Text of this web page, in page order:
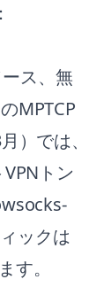
ス、無
MPTCP
）では、
トン
ックは
す。